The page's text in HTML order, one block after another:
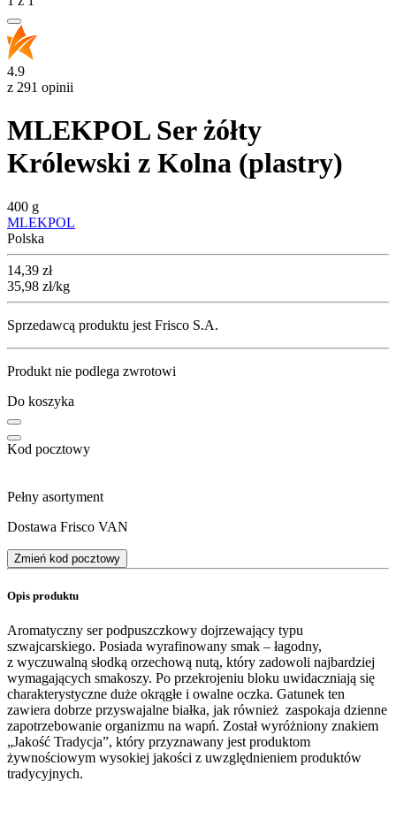
4.9
z 291 opinii
MLEKPOL Ser żółty
Królewski z Kolna (plastry)
400 g
MLEKPOL
Polska
Cena
14,39 zł
35,98 zł/kg
Sprzedawcą produktu jest Frisco S.A.
Produkt nie podlega zwrotowi
Do koszyka
Kod pocztowy
Pełny asortyment
Dostawa Frisco VAN
Zmień kod pocztowy
Opis produktu
Aromatyczny ser podpuszczkowy dojrzewający typu
szwajcarskiego. Posiada wyrafinowany smak – łagodny,
z wyczuwalną słodką orzechową nutą, który zadowoli najbardziej
wymagających smakoszy. Po przekrojeniu bloku uwidaczniają się
charakterystyczne duże okrągłe i owalne oczka. Gatunek ten
zawiera dobrze przyswajalne białka, jak również zaspokaja dzienne
zapotrzebowanie organizmu na wapń. Został wyróżniony znakiem
„Jakość Tradycja”, który przyznawany jest produktom
żywnościowym wysokiej jakości z uwzględnieniem produktów
tradycyjnych.